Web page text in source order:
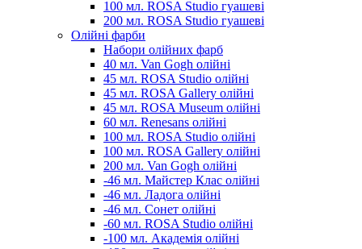
100 мл. ROSA Studio гуашеві
200 мл. ROSA Studio гуашеві
Олійні фарби
Набори олійних фарб
40 мл. Van Gogh олійні
45 мл. ROSA Studio олійні
45 мл. ROSA Gallery олійні
45 мл. ROSA Museum олійні
60 мл. Renesans олійні
100 мл. ROSA Studio олійні
100 мл. ROSA Gallery олійні
200 мл. Van Gogh олійні
-46 мл. Майстер Клас олійні
-46 мл. Ладога олійні
-46 мл. Сонет олійні
-60 мл. ROSA Studio олійні
-100 мл. Академія олійні